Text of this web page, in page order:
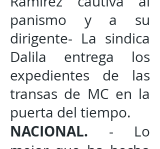
panismo y a su
dirigente- La sindica
Dalila entrega los
expedientes de las
transas de MC en la
puerta del tiempo.
NACIONAL. - Lo